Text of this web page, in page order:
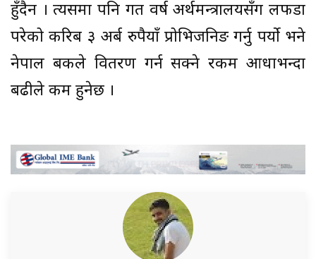
हुँदैन । त्यसमा पनि गत वर्ष अर्थमन्त्रालयसँग लफडा
परेको करिब ३ अर्ब रुपैयाँ प्रोभिजनिङ गर्नु पर्यो भने
नेपाल बैंकले वितरण गर्न सक्ने रकम आधाभन्दा
बढीले कम हुनेछ ।